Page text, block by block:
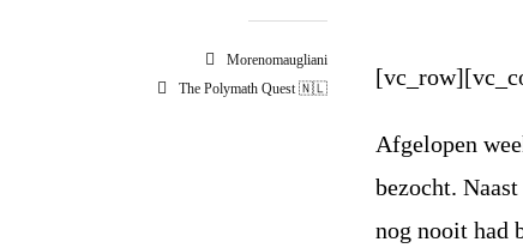
Morenomaugliani
The Polymath Quest 🇳🇱
Afgelopen
bezocht.
nog nooit had